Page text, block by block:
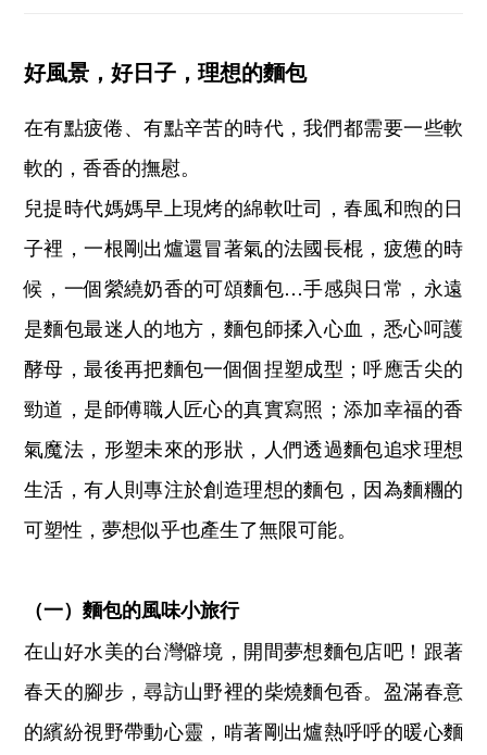
好風景，好日子，理想的麵包
在有點疲倦、有點辛苦的時代，我們都需要一些軟
軟的，香香的撫慰。
兒提時代媽媽早上現烤的綿軟吐司，春風和煦的日
子裡，一根剛出爐還冒著氣的法國長棍，疲憊的時
候，一個縈繞奶香的可頌麵包…手感與日常，永遠
是麵包最迷人的地方，麵包師揉入心血，悉心呵護
酵母，最後再把麵包一個個捏塑成型；呼應舌尖的
勁道，是師傅職人匠心的真實寫照；添加幸福的香
氣魔法，形塑未來的形狀，人們透過麵包追求理想
生活，有人則專注於創造理想的麵包，因為麵糰的
可塑性，夢想似乎也產生了無限可能。
（一）麵包的風味小旅行
在山好水美的台灣僻境，開間夢想麵包店吧！跟著
春天的腳步，尋訪山野裡的柴燒麵包香。盈滿春意
的繽紛視野帶動心靈，啃著剛出爐熱呼呼的暖心麵